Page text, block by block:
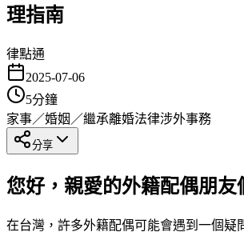
理指南
律點通
2025-07-06
5分鐘
家事／婚姻／繼承離婚法律涉外事務
分享
您好，親愛的外籍配偶朋友
在台灣，許多外籍配偶可能會遇到一個疑